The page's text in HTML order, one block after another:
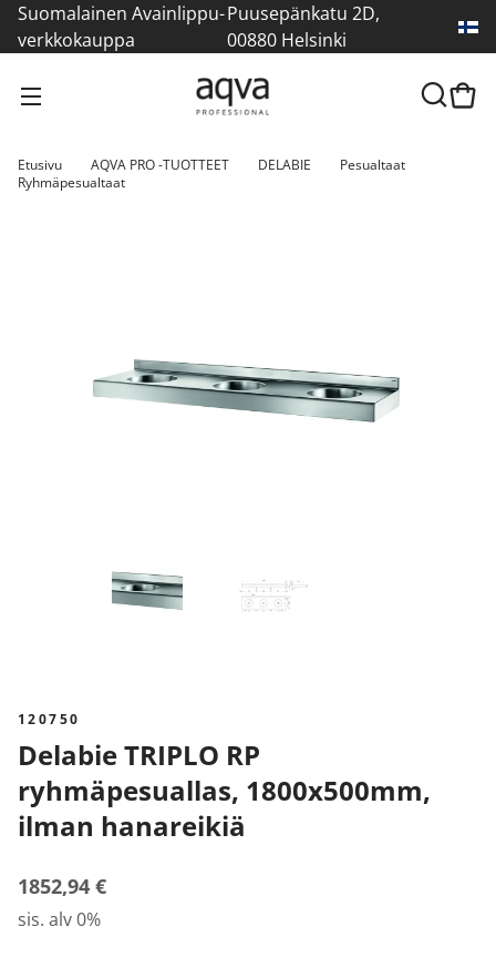
Suomalainen Avainlippu-
verkkokauppa
Puusepänkatu 2D,
00880 Helsinki
Etusivu AQVA PRO -TUOTTEET DELABIE
Pesualtaat
Ryhmäpesualtaat
120750
Delabie TRIPLO RP
ryhmäpesuallas, 1800x500mm,
ilman hanareikiä
1852,94 €
sis. alv 0%